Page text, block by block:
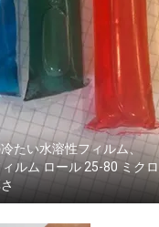
たい水溶性フィルム、
ィルム ロール 25-80 ミクロ